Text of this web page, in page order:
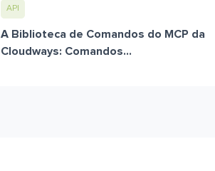
API
A Biblioteca de Comandos do MCP da
Cloudways: Comandos...